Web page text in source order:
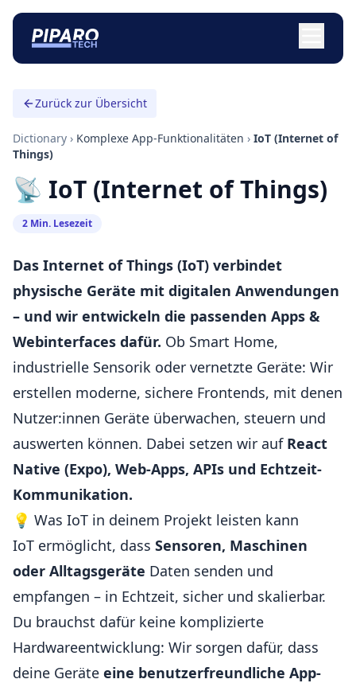
Zurück zur Übersicht
Dictionary › Komplexe App-Funktionalitäten › IoT (Internet of
Things)
📡 IoT (Internet of Things)
2 Min. Lesezeit
Das Internet of Things (IoT) verbindet
physische Geräte mit digitalen Anwendungen
– und wir entwickeln die passenden Apps &
Webinterfaces dafür. Ob Smart Home,
industrielle Sensorik oder vernetzte Geräte: Wir
erstellen moderne, sichere Frontends, mit denen
Nutzer:innen Geräte überwachen, steuern und
auswerten können. Dabei setzen wir auf React
Native (Expo), Web-Apps, APIs und Echtzeit-
Kommunikation.
💡 Was IoT in deinem Projekt leisten kann
IoT ermöglicht, dass Sensoren, Maschinen
oder Alltagsgeräte Daten senden und
empfangen – in Echtzeit, sicher und skalierbar.
Du brauchst dafür keine komplizierte
Hardwareentwicklung: Wir sorgen dafür, dass
deine Geräte eine benutzerfreundliche App-